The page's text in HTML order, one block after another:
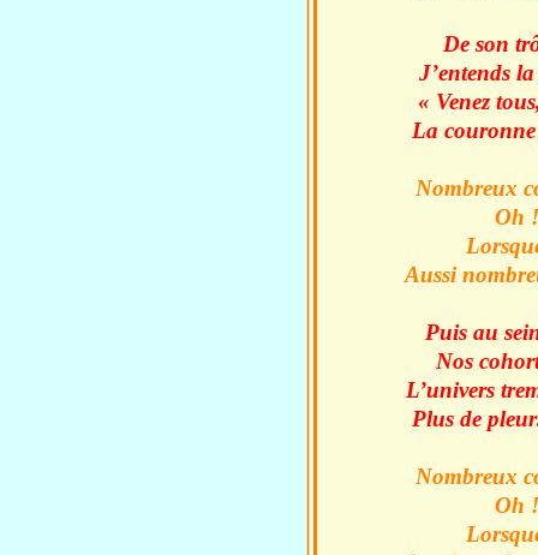
De son
J’entends
« Venez
La
Nombreux
Oh
Aussi
Puis au
Nos
L’univers
Plus de
Nombreux
Oh